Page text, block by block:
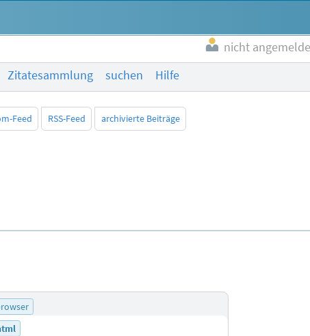
nicht
Zitatesammlung suchen Hilfe
Feed RSS-Feed archivierte Beiträge